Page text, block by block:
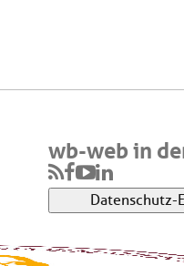
wb-web in
Datenschutz-